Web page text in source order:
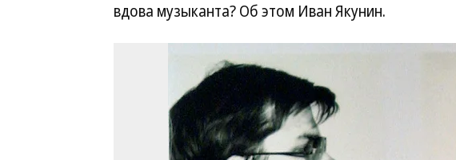
вдова музыканта? Об этом Иван Якунин.